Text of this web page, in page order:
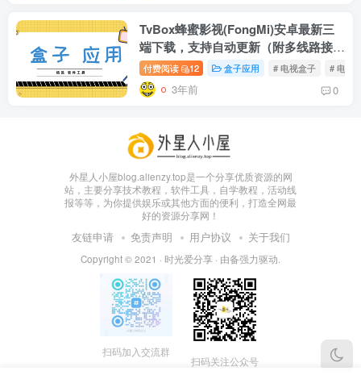
小苹果影视
v1.0.9电视盒
子破解版下
载，继续免费
白嫖直播和点
付费阅读 3 盒子应用 # 电视盒子 # 电视软件
3年前 2
梅林iptv+5.2.0
电视直播软件
下载，啥频道
分类都有哦！
密码24680！
付费阅读 3 盒子应用
3年前 1
ITV源3/12
TvBox蜂蜜影视(FongMi)安卓最新三
端下载，支持自动更新（附多线路接
口）！
付费阅读 12 盒子应用 # 电视盒子 # 电视
3年前 0
外星人小屋blog.alienzy.top是一个分享优质资源的网
站，主要分享技术教程，软件工具，自学教程，活动线
报等等，为你提供娱乐或其他方面的便利，打造全网最
好的资源分享网！
友链申请 免责声明 用户协议 关于我们
Copyright © 2021 · 时光爱分享 · 由备强力驱动.
扫码加入交流群
扫码关注公众号